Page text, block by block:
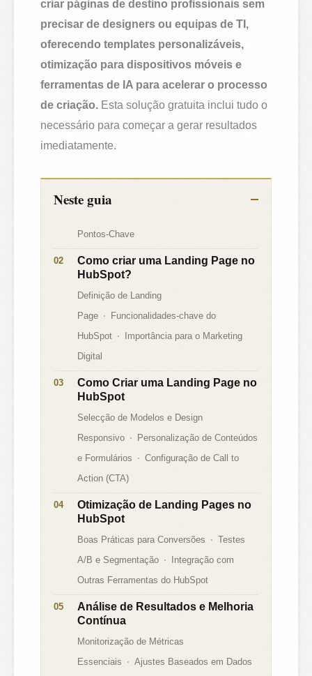
criar páginas de destino profissionais sem
precisar de designers ou equipas de TI,
oferecendo templates personalizáveis,
otimização para dispositivos móveis e
ferramentas de IA para acelerar o processo
de criação. Esta solução gratuita inclui tudo o
necessário para começar a gerar resultados
imediatamente.
Neste guia
Pontos-Chave
Como criar uma Landing Page no
HubSpot?
Definição de Landing
Page
Funcionalidades-chave do
HubSpot
Importância para o Marketing
Digital
Como Criar uma Landing Page no
HubSpot
Selecção de Modelos e Design
Responsivo
Personalização de Conteúdos
e Formulários
Configuração de Call to
Action (CTA)
Otimização de Landing Pages no
HubSpot
Boas Práticas para Conversões
Testes
A/B e Segmentação
Integração com
Outras Ferramentas do HubSpot
Análise de Resultados e Melhoria
Contínua
Monitorização de Métricas
Essenciais
Ajustes Baseados em Dados